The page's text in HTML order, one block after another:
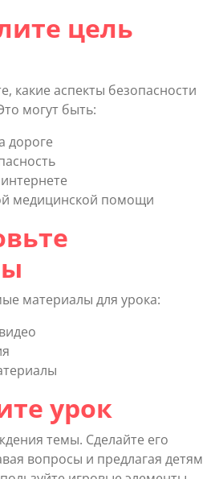
цель
какие аспекты безопасности
могут быть:
дороге
медицинской помощи
материалы для урока:
урок
темы. Сделайте его
вопросы и предлагая детям